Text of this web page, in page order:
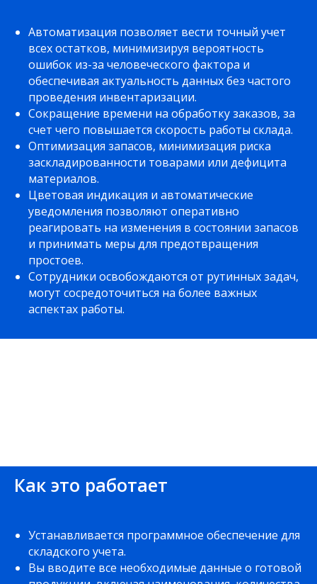
Автоматизация позволяет вести точный учет
всех остатков, минимизируя вероятность
ошибок из-за человеческого фактора и
обеспечивая актуальность данных без частого
проведения инвентаризации.
Сокращение времени на обработку заказов, за
счет чего повышается скорость работы склада.
Оптимизация запасов, минимизация риска
заскладированности товарами или дефицита
материалов.
Цветовая индикация и автоматические
уведомления позволяют оперативно
реагировать на изменения в состоянии запасов
и принимать меры для предотвращения
простоев.
Сотрудники освобождаются от рутинных задач,
могут сосредоточиться на более важных
аспектах работы.
Как это работает
Устанавливается программное обеспечение для
складского учета.
Вы вводите все необходимые данные о готовой